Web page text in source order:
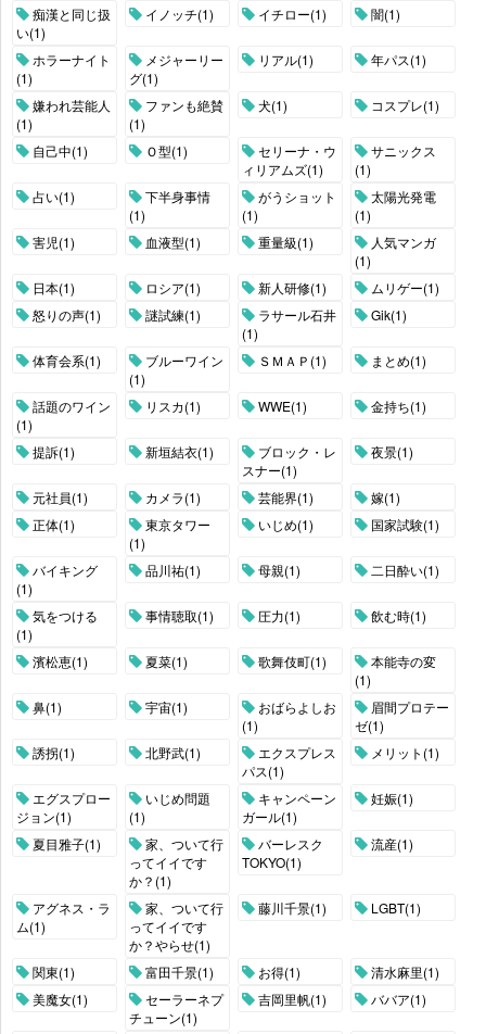
痴漢と同じ扱
い(1)
イノッチ(1) イチロー(1) 闇(1)
ホラーナイト
(1)
メジャーリー
グ(1)
リアル(1) 年パス(1)
嫌われ芸能人
(1)
ファンも絶賛
(1)
犬(1) コスプレ(1)
自己中(1) Ｏ型(1)
セリーナ・ウ
ィリアムズ(1)
サニックス
(1)
占い(1)
下半身事情
(1)
がうショット
(1)
太陽光発電
(1)
害児(1)
血液型(1) 重量級(1)
人気マンガ
(1)
日本(1)
ロシア(1) 新人研修(1)
ムリゲー(1)
怒りの声(1)
謎試練(1)
ラサール石井
(1)
Gik(1)
体育会系(1)
ブルーワイン
(1)
ＳＭＡＰ(1) まとめ(1)
話題のワイン
(1)
リスカ(1) WWE(1) 金持ち(1)
提訴(1) 新垣結衣(1)
ブロック・レ
スナー(1)
夜景(1)
元社員(1) カメラ(1) 芸能界(1)
嫁(1)
正体(1)
東京タワー
(1)
いじめ(1) 国家試験(1)
バイキング
(1)
品川祐(1) 母親(1) 二日酔い(1)
気をつける
(1)
事情聴取(1) 圧力(1) 飲む時(1)
濱松恵(1) 夏菜(1) 歌舞伎町(1)
本能寺の変
(1)
鼻(1)
宇宙(1)
おばらよしお
(1)
眉間プロテー
ゼ(1)
誘拐(1)
北野武(1)
エクスプレス
パス(1)
メリット(1)
エグスプロー
ジョン(1)
いじめ問題
(1)
キャンペーン
ガール(1)
妊娠(1)
夏目雅子(1)
家、ついて行
ってイイです
か？(1)
バーレスク
TOKYO(1)
流産(1)
アグネス・ラ
ム(1)
家、ついて行
ってイイです
か？やらせ(1)
藤川千景(1) LGBT(1)
関東(1) 富田千景(1) お得(1)
清水麻里(1)
美魔女(1)
セーラーネプ
チューン(1)
吉岡里帆(1) ババア(1)